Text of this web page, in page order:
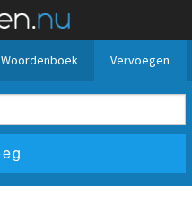
Woordenboek Vervoegen